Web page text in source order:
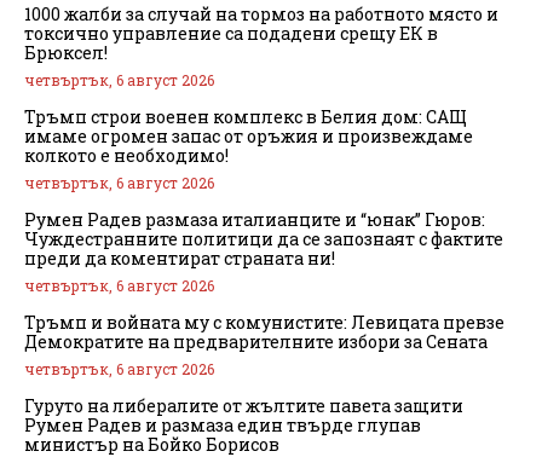
1000 жалби за случай на тормоз на работното място и
токсично управление са подадени срещу ЕК в
Брюксел!
четвъртък, 6 август 2026
Тръмп строи военен комплекс в Белия дом: САЩ
имаме огромен запас от оръжия и произвеждаме
колкото е необходимо!
четвъртък, 6 август 2026
Румен Радев размаза италианците и “юнак” Гюров:
Чуждестранните политици да се запознаят с фактите
преди да коментират страната ни!
четвъртък, 6 август 2026
Тръмп и войната му с комунистите: Левицата превзе
Демократите на предварителните избори за Сената
четвъртък, 6 август 2026
Гуруто на либералите от жълтите павета защити
Румен Радев и размаза един твърде глупав
министър на Бойко Борисов